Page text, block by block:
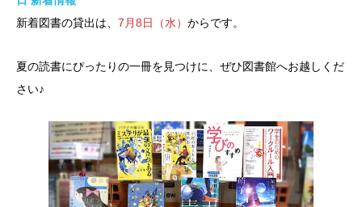
新着図書の貸出は、 7月8日（水） からです。
夏の読書にぴったりの一冊を見つけに、ぜひ図書館へお越しくだ
さい♪